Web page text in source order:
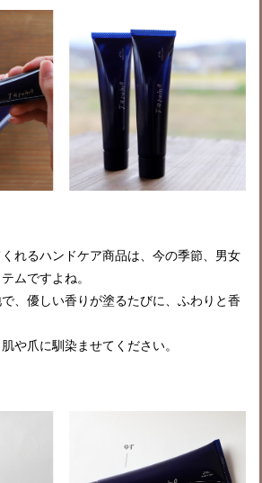
れるハンドケア商品は、今の季節、男女
ムですよね。
、 優しい香りが塗るたびに、ふわりと香
や爪に馴染ませてください。